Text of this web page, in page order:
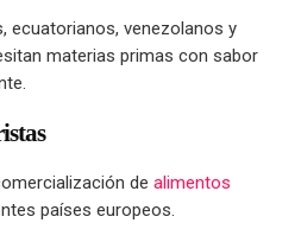
ecuatorianos, venezolanos y
materias primas con sabor
de alimentos
países europeos.